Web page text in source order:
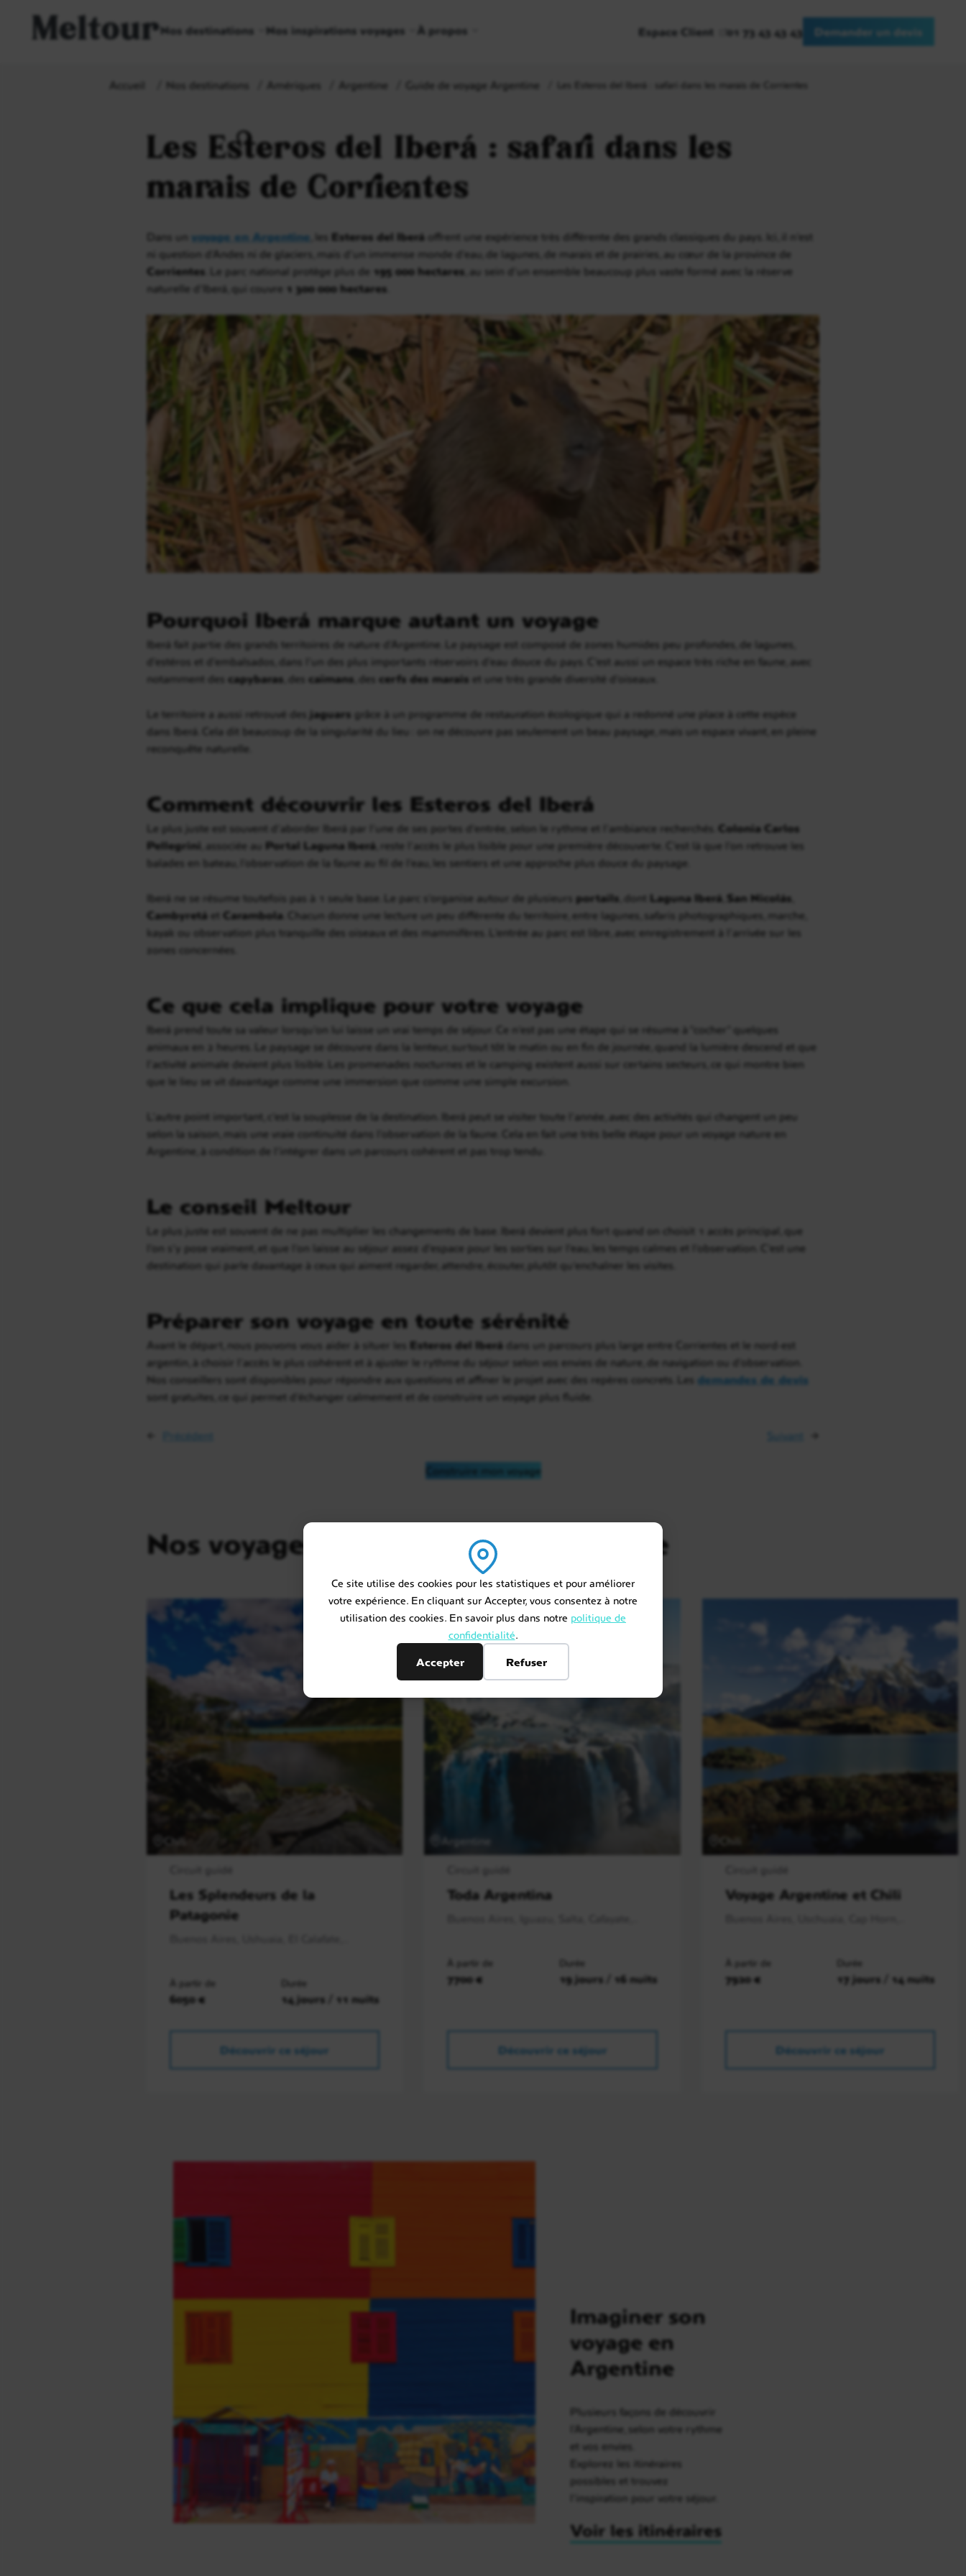
Ce site utilise des cookies pour les statistiques et pour améliorer
votre expérience. En cliquant sur Accepter, vous consentez à notre
utilisation des cookies. En savoir plus dans notre politique de
confidentialité.
Accepter
Refuser
MeltourNos destinations Nos inspirations voyages À propos Espace Client 01 73 43 43 43 Demander un devis
Accueil Nos destinations Amériques Argentine Guide de voyage Argentine Les Esteros del Iberá : safari dans les marais de Corrientes
Les Esteros del Iberá : safari dans les
marais de Corrientes
Dans un voyage en Argentine , les Esteros del Iberá offrent une expérience très différente des grands classiques du pays. Ici, il n’est
ni question d’Andes ni de glaciers, mais d’un immense monde d’eau, de lagunes, de marais et de prairies, au cœur de la province de
Corrientes . Le parc national protège plus de 195 000 hectares , au sein d’un ensemble beaucoup plus vaste formé avec la réserve
naturelle d’Iberá, qui couvre 1 300 000 hectares
Pourquoi Iberá marque autant un voyage
Iberá fait partie des grands territoires de nature d’Argentine. Le paysage est composé de zones humides peu profondes, de lagunes,
d’estéros et d’embalsados, dans l’un des plus importants réservoirs d’eau douce du pays. C’est aussi un espace très riche en faune, avec
notamment des capybaras , des caïmans , des cerfs des marais et une très grande diversité d’oiseaux.
Le territoire a aussi retrouvé des jaguars grâce à un programme de restauration écologique qui a redonné une place à cette espèce
dans Iberá. Cela dit beaucoup de la singularité du lieu : on ne découvre pas seulement un beau paysage, mais un espace vivant, en pleine
reconquête naturelle.
Comment découvrir les Esteros del Iberá
Le plus juste est souvent d’aborder Iberá par l’une de ses portes d’entrée, selon le rythme et l’ambiance recherchés. Colonia Carlos
Pellegrini , associée au Portal Laguna Iberá , reste l’accès le plus lisible pour une première découverte. C’est là que l’on retrouve les
balades en bateau, l’observation de la faune au fil de l’eau, les sentiers et une approche plus douce du paysage.
Iberá ne se résume toutefois pas à 1 seule base. Le parc s’organise autour de plusieurs portails , dont Laguna Iberá San Nicolás
Cambyretá et Carambola . Chacun donne une lecture un peu différente du territoire, entre lagunes, safaris photographiques, marche,
kayak ou observation plus tranquille des oiseaux et des mammifères. L’entrée au parc est libre, avec enregistrement à l’arrivée sur les
zones concernées.
Ce que cela implique pour votre voyage
Iberá prend toute sa valeur lorsqu’on lui laisse un vrai temps de séjour. Ce n’est pas une étape qui se résume à “cocher” quelques
animaux en 2 heures. Le paysage se découvre dans la lenteur, surtout tôt le matin ou en fin de journée, quand la lumière descend et que
l’activité animale devient plus lisible. Les promenades nocturnes et le camping existent aussi sur certains secteurs, ce qui montre bien
que le lieu se vit davantage comme une immersion que comme une simple excursion.
L’autre point important, c’est la souplesse de la destination. Iberá peut se visiter toute l’année, avec des activités qui changent un peu
selon la saison, mais une vraie continuité dans l’observation de la faune. Cela en fait une très belle étape pour un voyage nature en
Argentine, à condition de l’intégrer dans un parcours cohérent et pas trop tendu.
Le conseil Meltour
Le plus juste est souvent de ne pas multiplier les changements de base. Iberá devient plus fort quand on choisit 1 accès principal, que
l’on s’y pose vraiment, et que l’on laisse au séjour assez d’espace pour les sorties sur l’eau, les temps calmes et l’observation. C’est une
destination qui parle davantage à ceux qui aiment regarder, attendre, écouter, plutôt qu’enchaîner les visites.
Préparer son voyage en toute sérénité
Avant le départ, nous pouvons vous aider à situer les Esteros del Iberá dans un parcours plus large entre Corrientes et le nord-est
argentin, à choisir l’accès le plus cohérent et à ajuster le rythme du séjour selon vos envies de nature, de navigation ou d’observation.
Nos conseillers sont disponibles pour répondre aux questions et affiner le projet avec des repères concrets. Les demandes de devis
sont gratuites, ce qui permet d’échanger calmement et de construire un voyage plus fluide.
← Suivant →
Construire mon voyage
Nos voyages sur mesure en Argentine
Chili
Les Splendeurs de la
Patagonie
À partir de
6050 €
Durée
14 jours / 11 nuits
Découvrir ce séjour
Argentine
Toda Argentina
À partir de
7700 €
Durée
19 jours / 16 nuits
Découvrir ce séjour
Voyage Argentine et Chili
À partir de
7920 €
Durée
17 jours / 14 nuits
Découvrir ce séjour
Imaginer son
voyage en
Argentine
Plusieurs façons de découvrir
l’Argentine, selon votre rythme
et vos envies.
Explorez les itinéraires
possibles et trouvez
l’inspiration pour votre séjour.
Voir les itinéraires